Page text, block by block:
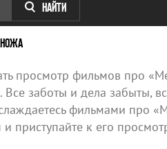
НАЙТИ
просмотр фильмов про
заботы и дела забыты,
фильмами про
приступайте к его